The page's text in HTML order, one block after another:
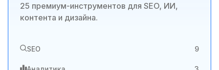
25 премиум-инструментов для SEO, ИИ,
контента и дизайна.
SEO 9